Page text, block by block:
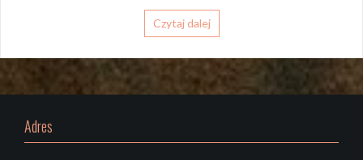
Czytaj dalej
Adres